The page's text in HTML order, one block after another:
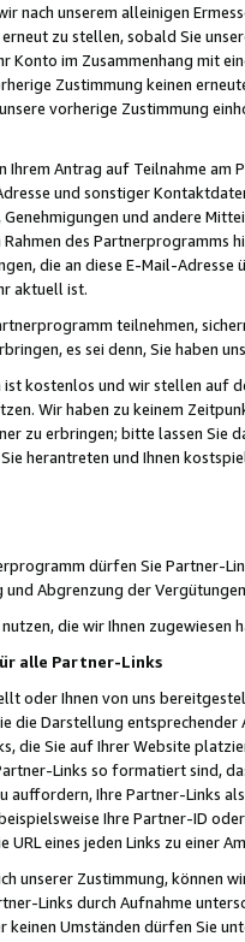
nach unserem alleinigen
zu stellen, sobald Sie
Konto im Zusammenhang mit
Zustimmung keinen
vorherige Zustimmung
Ihrem Antrag auf Teilnahme
und sonstiger
und andere
des Partnerprogramms
die an diese E-Mail-
aktuell ist.
teilnehmen,
es sei denn, Sie haben
kostenlos und wir stellen auf
Wir haben zu keinem
zu erbringen; bitte lassen Sie
herantreten und Ihnen
dürfen Sie Partner-
Abgrenzung der
die wir Ihnen zugewiesen
alle Partner-Links
oder Ihnen von uns
die Darstellung
die Sie auf Ihrer Website
Links so formatiert sind,
auffordern, Ihre Partner-Links
Ihre Partner-ID
URL eines jeden Links zu einer
unserer Zustimmung, können
Links durch Aufnahme
keinen Umständen dürfen Sie